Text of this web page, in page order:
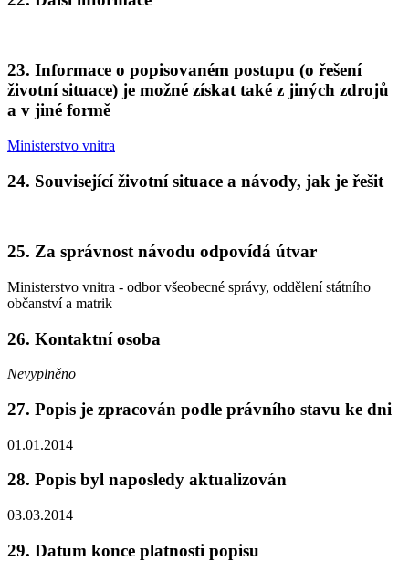
23. Informace o popisovaném postupu (o řešení
životní situace) je možné získat také z jiných zdrojů
a v jiné formě
Ministerstvo vnitra
24. Související životní situace a návody, jak je řešit
25. Za správnost návodu odpovídá útvar
Ministerstvo vnitra - odbor všeobecné správy, oddělení státního
občanství a matrik
26. Kontaktní osoba
Nevyplněno
27. Popis je zpracován podle právního stavu ke dni
01.01.2014
28. Popis byl naposledy aktualizován
03.03.2014
29. Datum konce platnosti popisu